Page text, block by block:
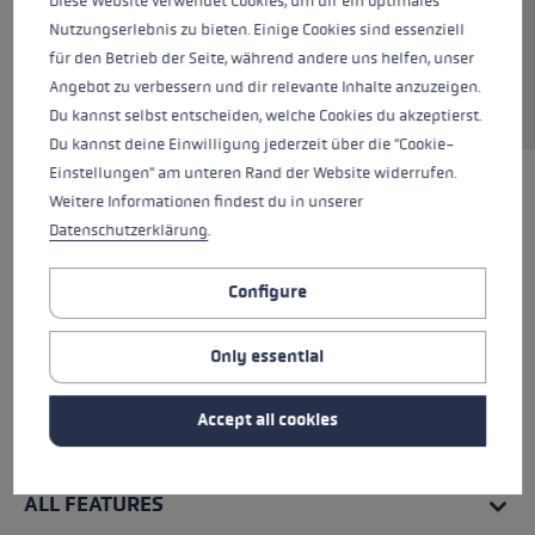
colors carbon structure-neonpink
ALL FEATURES
Nutzungserlebnis zu bieten. Einige Cookies sind essenziell
für den Betrieb der Seite, während andere uns helfen, unser
Angebot zu verbessern und dir relevante Inhalte anzuzeigen.
Du kannst selbst entscheiden, welche Cookies du akzeptierst.
Du kannst deine Einwilligung jederzeit über die "Cookie-
Einstellungen" am unteren Rand der Website widerrufen.
Weitere Informationen findest du in unserer
Datenschutzerklärung.
Configure
Only essential
Accept all cookies